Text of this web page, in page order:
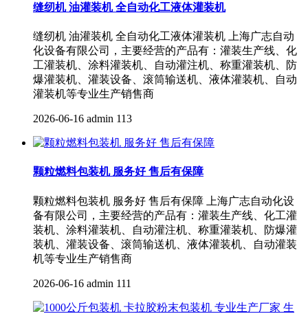
缝纫机 油灌装机 全自动化工液体灌装机
缝纫机 油灌装机 全自动化工液体灌装机 上海广志自动
化设备有限公司，主要经营的产品有：灌装生产线、化
工灌装机、涂料灌装机、自动灌注机、称重灌装机、防
爆灌装机、灌装设备、滚筒输送机、液体灌装机、自动
灌装机等专业生产销售商
2026-06-16 admin 113
颗粒燃料包装机 服务好 售后有保障
颗粒燃料包装机 服务好 售后有保障 上海广志自动化设
备有限公司，主要经营的产品有：灌装生产线、化工灌
装机、涂料灌装机、自动灌注机、称重灌装机、防爆灌
装机、灌装设备、滚筒输送机、液体灌装机、自动灌装
机等专业生产销售商
2026-06-16 admin 111